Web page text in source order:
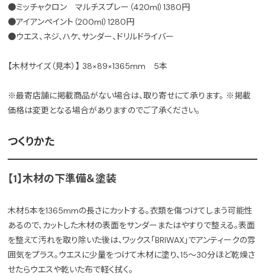
●ミッチャクロン マルチスプレー（420ml）1380円
●アイアンペイント（200ml）1280円
●ウエス、ネジ、ハケ、サンダー、ドリルドライバー
【木材サイズ（見本）】 38×89×1365mm 5本
※最寄店舗に掲載商品がない場合は、取り寄せにて承ります。 ※掲載
価格は変更となる場合がありますのでご了承ください。
つくりかた
【1】木材の下準備＆塗装
木材5本を1365mmの長さにカットする。衣類を傷つけてしまう可能性
あるので、カットした木材の表面をサンダーまたはやすりで整える。表面
を整えて汚れを取り除いた後は、ワックス「BRIWAX」でアンティークの雰
囲気をプラス。ウエスに少量をつけて木材に塗り、15〜30分ほど乾燥さ
せたらウエスや乾いた布で軽く拭く。